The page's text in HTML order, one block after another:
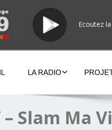
Ecoutez
LA RADIO
– Slam Ma